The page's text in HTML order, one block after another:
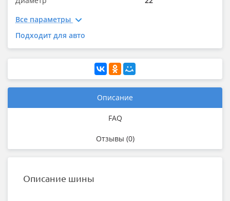
Все параметры
Подходит для авто
Описание
FAQ
Отзывы (0)
Описание шины